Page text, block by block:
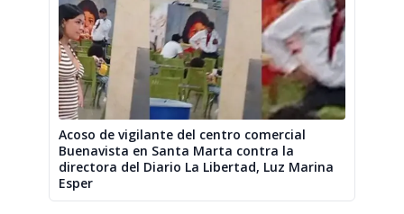
Acoso de vigilante del centro comercial
Buenavista en Santa Marta contra la
directora del Diario La Libertad, Luz Marina
Esper